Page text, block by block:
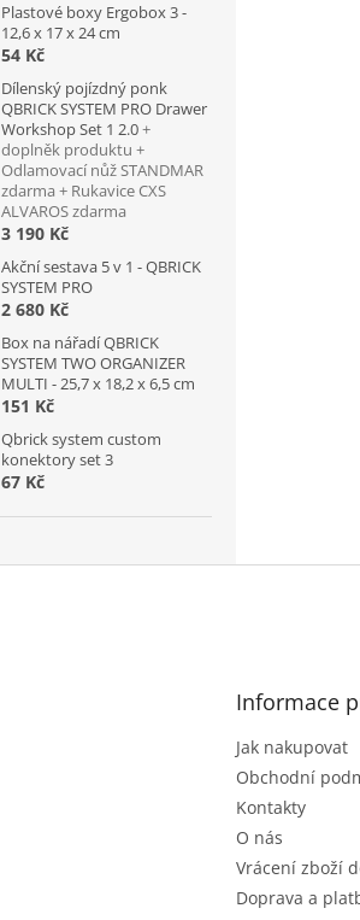
Plastové boxy Ergobox 3 -
12,6 x 17 x 24 cm
54 Kč
Dílenský pojízdný ponk
QBRICK SYSTEM PRO Drawer
Workshop Set 1 2.0+
doplněk produktu +
Odlamovací nůž STANDMAR
zdarma + Rukavice CXS
ALVAROS zdarma
3 190 Kč
Akční sestava 5 v 1 - QBRICK
SYSTEM PRO
2 680 Kč
Box na nářadí QBRICK
SYSTEM TWO ORGANIZER
MULTI - 25,7 x 18,2 x 6,5 cm
151 Kč
Qbrick system custom
konektory set 3
67 Kč
Informace
Jak nakupovat
Obchodní
Kontakty
O nás
Vrácení zboží
Doprava a